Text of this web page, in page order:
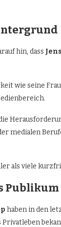
hin, dass
wie seine
medialen
als viele
haben in den
Privatleben